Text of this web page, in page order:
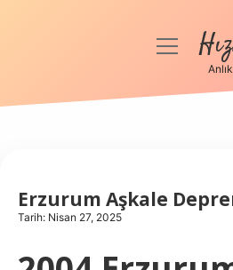
Anasayfa
Hakkımızda
menüyü
Erzurum Aşkale
Tarih: Nisan 27, 2025